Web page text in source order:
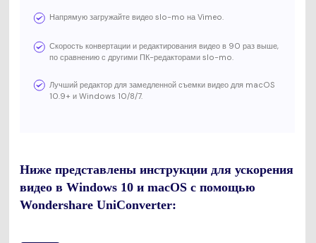
Напрямую загружайте видео slo-mo на Vimeo.
Скорость конвертации и редактирования видео в 90 раз выше,
по сравнению с другими ПК-редакторами slo-mo.
Лучший редактор для замедленной съемки видео для macOS
10.9+ и Windows 10/8/7.
Ниже представлены инструкции для ускорения
видео в Windows 10 и macOS с помощью
Wondershare UniConverter: